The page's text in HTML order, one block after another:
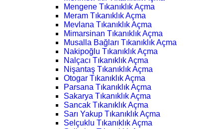
Mengene Tıkanıklık Açma
Meram Tıkanıklık Açma
Mevlana Tıkanıklık Açma
Mimarsinan Tıkanıklık Açma
Musalla Bağları Tıkanıklık Açma
Nakipoğlu Tıkanıklık Açma
Nalçacı Tıkanıklık Açma
Nişantaş Tıkanıklık Açma
Otogar Tıkanıklık Açma
Parsana Tıkanıklık Açma
Sakarya Tıkanıklık Açma
Sancak Tıkanıklık Açma
Sarı Yakup Tıkanıklık Açma
Selçuklu Tıkanıklık Açma